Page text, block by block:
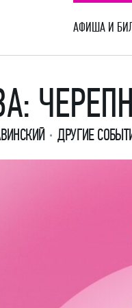
и балета
АФИША И
ДРУГИЕ